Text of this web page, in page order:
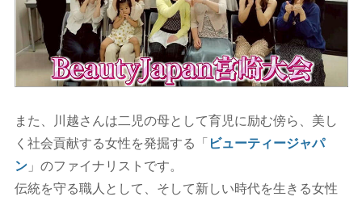
また、川越さんは二児の母として育児に励む傍ら、美し
く社会貢献する女性を発掘する「 ビューティージャパ
ン」のファイナリストです。
伝統を守る職人として、そして新しい時代を生きる女性